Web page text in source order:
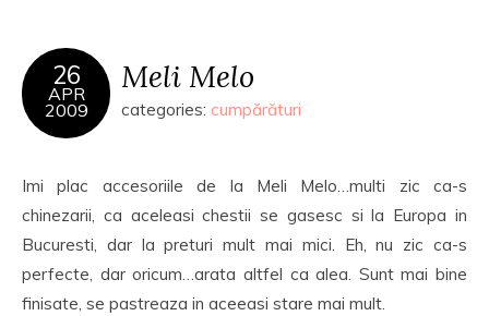
26
APR
2009
Meli Melo
categories: cumpărături
Imi plac accesoriile de la Meli Melo…multi zic ca-s
chinezarii, ca aceleasi chestii se gasesc si la Europa in
Bucuresti, dar la preturi mult mai mici. Eh, nu zic ca-s
perfecte, dar oricum…arata altfel ca alea. Sunt mai bine
finisate, se pastreaza in aceeasi stare mai mult.